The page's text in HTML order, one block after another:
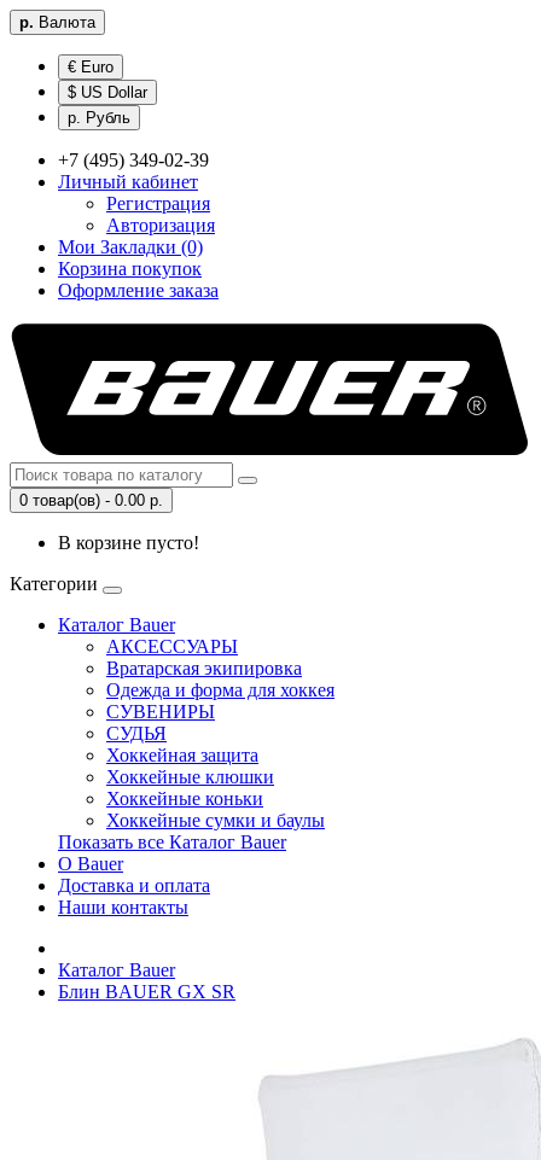
р. Валюта
€ Euro
$ US Dollar
р. Рубль
+7 (495) 349-02-39
Личный кабинет
Регистрация
Авторизация
Мои Закладки (0)
Корзина покупок
Оформление заказа
0 товар(ов) - 0.00 р.
В корзине пусто!
Категории
Каталог Bauer
АКСЕССУАРЫ
Вратарская экипировка
Одежда и форма для хоккея
СУВЕНИРЫ
СУДЬЯ
Хоккейная защита
Хоккейные клюшки
Хоккейные коньки
Хоккейные сумки и баулы
Показать все Каталог Bauer
О Bauer
Доставка и оплата
Наши контакты
Каталог Bauer
Блин BAUER GX SR